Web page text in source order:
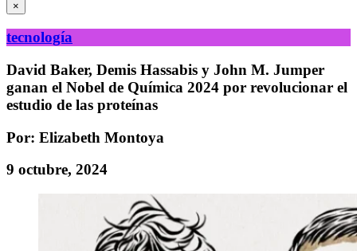
×
tecnología
David Baker, Demis Hassabis y John M. Jumper
ganan el Nobel de Química 2024 por revolucionar el
estudio de las proteínas
Por: Elizabeth Montoya
9 octubre, 2024